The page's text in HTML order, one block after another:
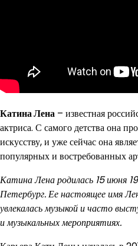
Катина Лена – известная
актриса. С самого детства она
искусству, и уже сейчас она
популярных и востребованных
Катина Лена родилась 15 июня
Петербург. Ее настоящее имя
увлекалась музыкой и часто
и музыкальных мероприятиях.